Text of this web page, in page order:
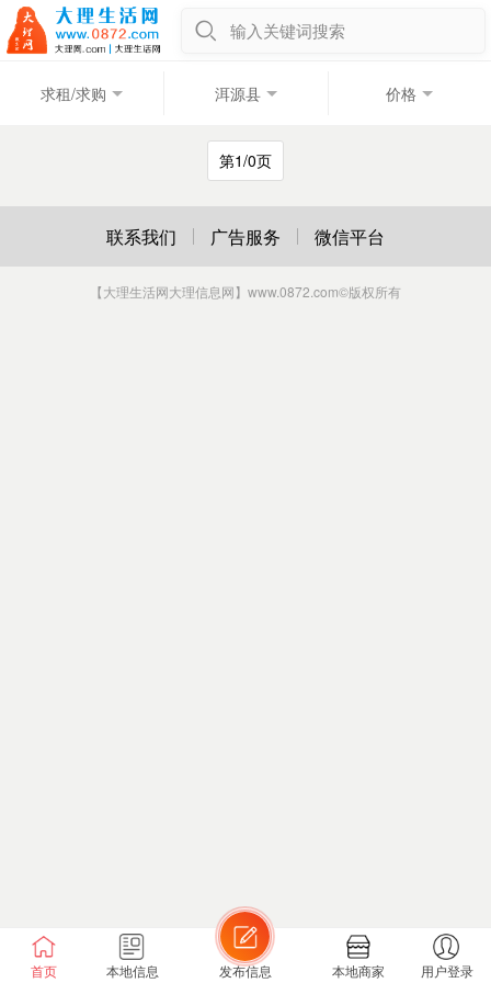
输入关键词搜索
求租/求购 洱源县 价格
第1/0页
首页 本地信息 发布信息 本地商家 用户登录
联系我们 广告服务 微信平台
【大理生活网大理信息网】www.0872.com©版权所有